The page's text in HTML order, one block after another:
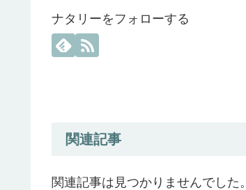
ナタリーをフォローする
関連記事
関連記事は見つかりませんでした。